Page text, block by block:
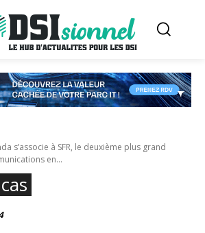
s’associe à SFR, le deuxième plus grand
en...